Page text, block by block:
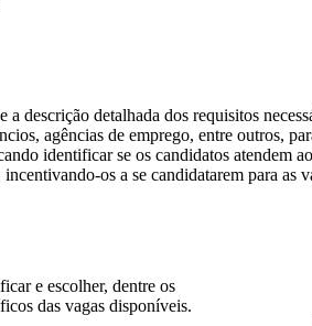
descrição detalhada dos requisitos
agências de emprego, entre outros,
identificar se os candidatos atendem
os a se candidatarem para as
e escolher, dentre os
das vagas disponíveis.